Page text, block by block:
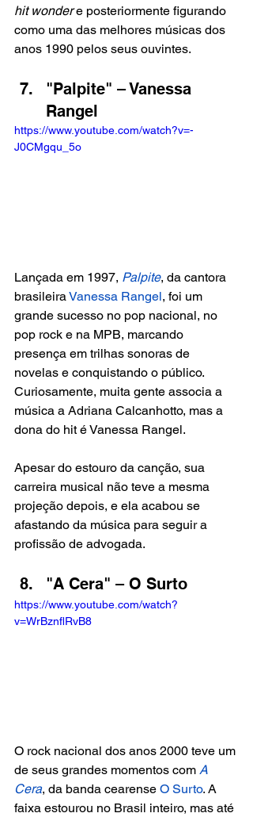
hit wonder e posteriormente figurando
como uma das melhores músicas dos
anos 1990 pelos seus ouvintes.
"Palpite" – Vanessa
Rangel
https://www.youtube.com/watch?v=-
J0CMgqu_5o
Lançada em 1997, Palpite, da cantora
brasileira Vanessa Rangel, foi um
grande sucesso no pop nacional, no
pop rock e na MPB, marcando
presença em trilhas sonoras de
novelas e conquistando o público.
Curiosamente, muita gente associa a
música a Adriana Calcanhotto, mas a
dona do hit é Vanessa Rangel.
Apesar do estouro da canção, sua
carreira musical não teve a mesma
projeção depois, e ela acabou se
afastando da música para seguir a
profissão de advogada.
"A Cera" – O Surto
https://www.youtube.com/watch?
v=WrBznflRvB8
O rock nacional dos anos 2000 teve um
de seus grandes momentos com A
Cera, da banda cearense O Surto. A
faixa estourou no Brasil inteiro, mas até